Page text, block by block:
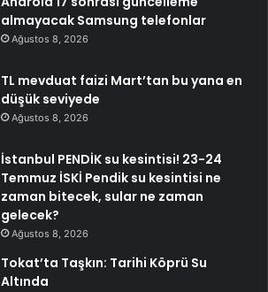
almayacak Samsung telefonlar
Ağustos 8, 2026
TL mevduat faizi Mart’tan bu yana en
düşük seviyede
Ağustos 8, 2026
İstanbul PENDİK su kesintisi! 23-24
Temmuz İSKİ Pendik su kesintisi ne
zaman bitecek, sular ne zaman
gelecek?
Ağustos 8, 2026
Tokat’ta Taşkın: Tarihi Köprü Su
Altında